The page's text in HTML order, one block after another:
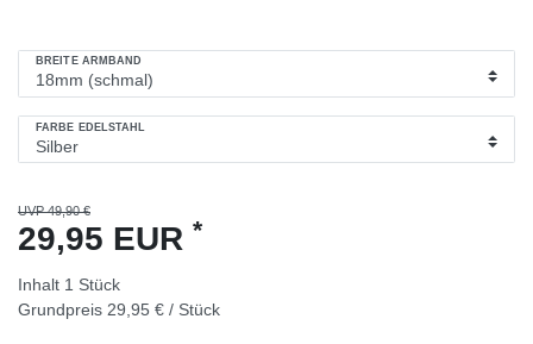
BREITE ARMBAND
FARBE EDELSTAHL
UVP 49,90 €
29,95 EUR *
Inhalt 1 Stück
Grundpreis 29,95 € / Stück